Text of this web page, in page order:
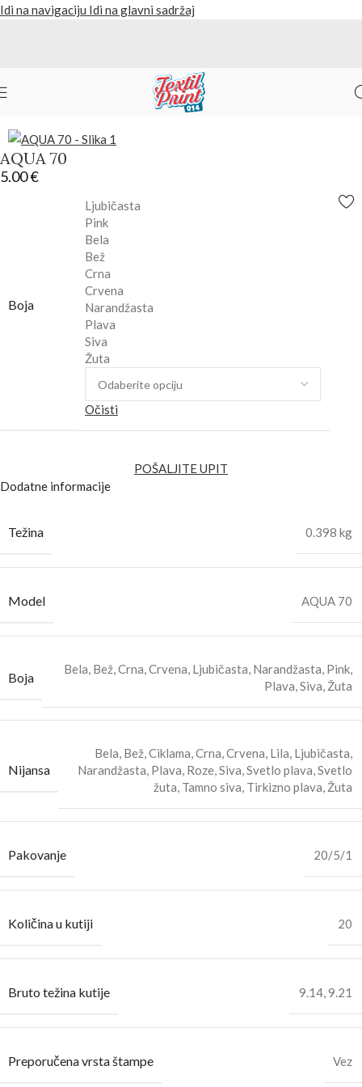
Idi na navigaciju Idi na glavni sadržaj
Početna Nazad na proizvode
AQUA 70
5.00€
Boja
Ljubičasta
Pink
Bela
Bež
Crna
Crvena
Narandžasta
Plava
Siva
Žuta
Očisti
POŠALJITE UPIT
Dodatne informacije
Težina 0.398 kg
Model AQUA 70
Boja
Bela, Bež,Crna,Crvena, Ljubičasta, Narandžasta, Pink,
Plava,Siva, Žuta
Nijansa
Bela, Bež,Ciklama,Crna,Crvena, Lila, Ljubičasta,
Narandžasta, Plava, Roze,Siva,Svetlo plava,Svetlo
žuta, Tamno siva, Tirkizno plava, Žuta
Pakovanje 20/5/1
Količina u kutiji 20
Bruto težina kutije 9.14,9.21
Preporučena vrsta štampe Vez